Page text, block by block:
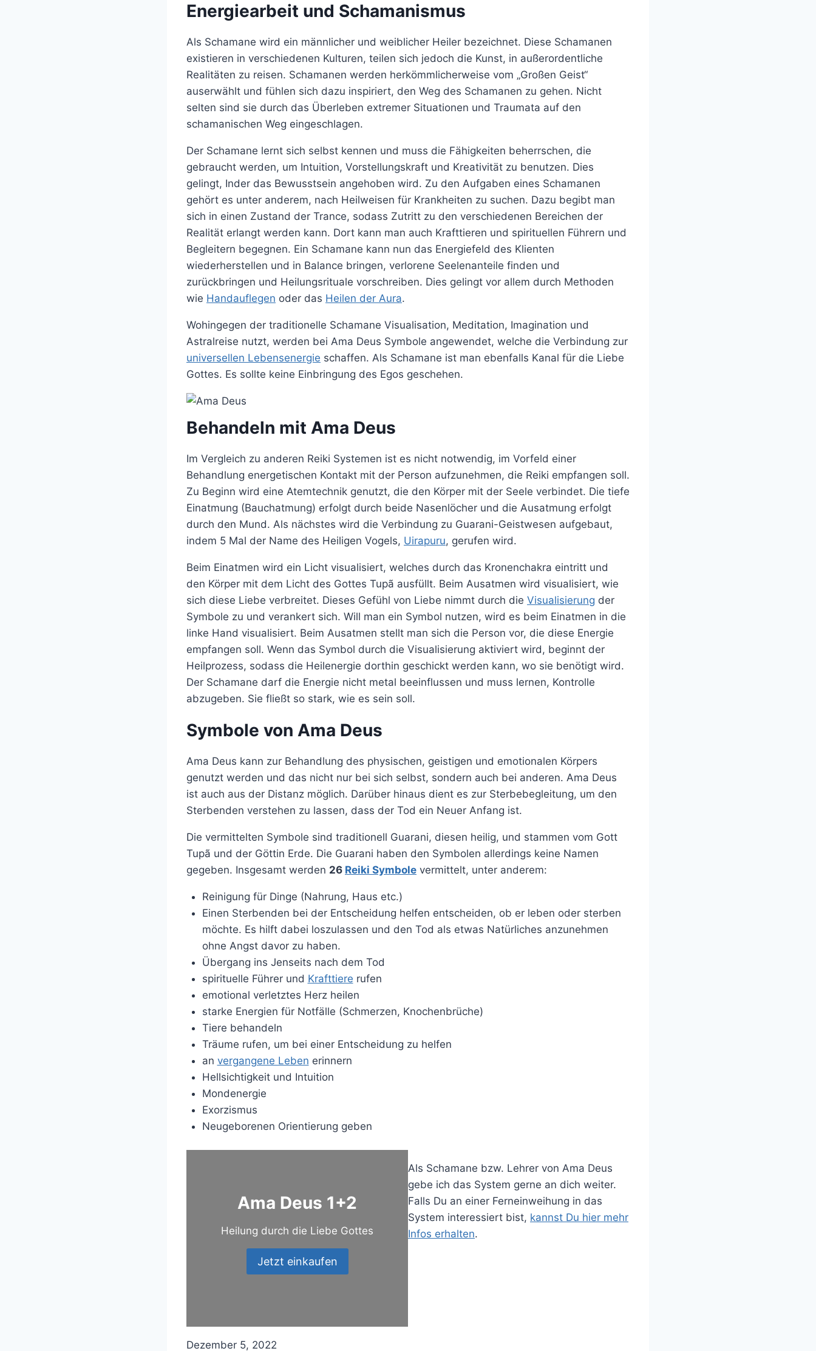
Energiearbeit und Schamanismus
Als Schamane wird ein männlicher und weiblicher Heiler bezeichnet. Diese Schamanen
existieren in verschiedenen Kulturen, teilen sich jedoch die Kunst, in außerordentliche
Realitäten zu reisen. Schamanen werden herkömmlicherweise vom „Großen Geist“
auserwählt und fühlen sich dazu inspiriert, den Weg des Schamanen zu gehen. Nicht
selten sind sie durch das Überleben extremer Situationen und Traumata auf den
schamanischen Weg eingeschlagen.
Der Schamane lernt sich selbst kennen und muss die Fähigkeiten beherrschen, die
gebraucht werden, um Intuition, Vorstellungskraft und Kreativität zu benutzen. Dies
gelingt, Inder das Bewusstsein angehoben wird. Zu den Aufgaben eines Schamanen
gehört es unter anderem, nach Heilweisen für Krankheiten zu suchen. Dazu begibt man
sich in einen Zustand der Trance, sodass Zutritt zu den verschiedenen Bereichen der
Realität erlangt werden kann. Dort kann man auch Krafttieren und spirituellen Führern und
Begleitern begegnen. Ein Schamane kann nun das Energiefeld des Klienten
wiederherstellen und in Balance bringen, verlorene Seelenanteile finden und
zurückbringen und Heilungsrituale vorschreiben. Dies gelingt vor allem durch Methoden
wie Handauflegen oder das Heilen der Aura.
Wohingegen der traditionelle Schamane Visualisation, Meditation, Imagination und
Astralreise nutzt, werden bei Ama Deus Symbole angewendet, welche die Verbindung zur
universellen Lebensenergie schaffen. Als Schamane ist man ebenfalls Kanal für die Liebe
Gottes. Es sollte keine Einbringung des Egos geschehen.
Behandeln mit Ama Deus
Im Vergleich zu anderen Reiki Systemen ist es nicht notwendig, im Vorfeld einer
Behandlung energetischen Kontakt mit der Person aufzunehmen, die Reiki empfangen soll.
Zu Beginn wird eine Atemtechnik genutzt, die den Körper mit der Seele verbindet. Die tiefe
Einatmung (Bauchatmung) erfolgt durch beide Nasenlöcher und die Ausatmung erfolgt
durch den Mund. Als nächstes wird die Verbindung zu Guarani-Geistwesen aufgebaut,
indem 5 Mal der Name des Heiligen Vogels, Uirapuru, gerufen wird.
Beim Einatmen wird ein Licht visualisiert, welches durch das Kronenchakra eintritt und
den Körper mit dem Licht des Gottes Tupã ausfüllt. Beim Ausatmen wird visualisiert, wie
sich diese Liebe verbreitet. Dieses Gefühl von Liebe nimmt durch die Visualisierung der
Symbole zu und verankert sich. Will man ein Symbol nutzen, wird es beim Einatmen in die
linke Hand visualisiert. Beim Ausatmen stellt man sich die Person vor, die diese Energie
empfangen soll. Wenn das Symbol durch die Visualisierung aktiviert wird, beginnt der
Heilprozess, sodass die Heilenergie dorthin geschickt werden kann, wo sie benötigt wird.
Der Schamane darf die Energie nicht metal beeinflussen und muss lernen, Kontrolle
abzugeben. Sie fließt so stark, wie es sein soll.
Symbole von Ama Deus
Ama Deus kann zur Behandlung des physischen, geistigen und emotionalen Körpers
genutzt werden und das nicht nur bei sich selbst, sondern auch bei anderen. Ama Deus
ist auch aus der Distanz möglich. Darüber hinaus dient es zur Sterbebegleitung, um den
Sterbenden verstehen zu lassen, dass der Tod ein Neuer Anfang ist.
Die vermittelten Symbole sind traditionell Guarani, diesen heilig, und stammen vom Gott
Tupã und der Göttin Erde. Die Guarani haben den Symbolen allerdings keine Namen
gegeben. Insgesamt werden 26 Reiki Symbole vermittelt, unter anderem:
Reinigung für Dinge (Nahrung, Haus etc.)
Einen Sterbenden bei der Entscheidung helfen entscheiden, ob er leben oder sterben
möchte. Es hilft dabei loszulassen und den Tod als etwas Natürliches anzunehmen
ohne Angst davor zu haben.
Übergang ins Jenseits nach dem Tod
spirituelle Führer und Krafttiere rufen
emotional verletztes Herz heilen
starke Energien für Notfälle (Schmerzen, Knochenbrüche)
Tiere behandeln
Träume rufen, um bei einer Entscheidung zu helfen
an vergangene Leben erinnern
Hellsichtigkeit und Intuition
Mondenergie
Exorzismus
Neugeborenen Orientierung geben
Ama Deus 1+2
Heilung durch die Liebe Gottes
Jetzt einkaufen
Als Schamane bzw. Lehrer von Ama Deus
gebe ich das System gerne an dich weiter.
Falls Du an einer Ferneinweihung in das
System interessiert bist, kannst Du hier mehr
Infos erhalten.
Dezember 5, 2022